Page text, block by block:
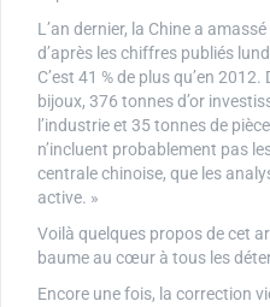
L’an dernier, la Chine a
d’après les chiffres publiés
C’est 41 % de plus qu’en
bijoux, 376 tonnes d’or
l’industrie et 35 tonnes de
n’incluent probablement pas
centrale chinoise, que les
active. »
Voilà quelques propos de cet
baume au cœur à tous les
Encore une fois, la correction